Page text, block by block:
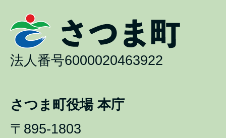
法人番号6000020463922
さつま町役場 本庁
〒895-1803